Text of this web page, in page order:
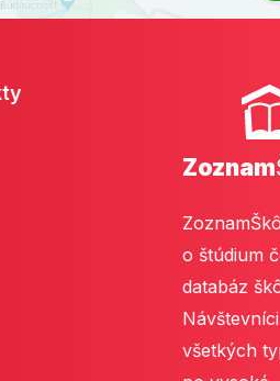
Zoznam
o štúdium
databáz
všetkých